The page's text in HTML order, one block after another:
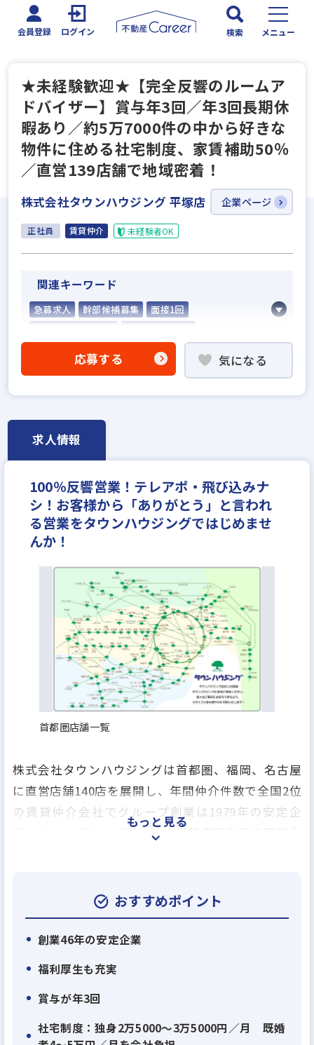
会員登録 ログイン 検索 メニュー
★未経験歓迎★【完全反響のルームア
ドバイザー】賞与年3回／年3回長期休
暇あり／約5万7000件の中から好きな
物件に住める社宅制度、家賃補助50％
／直営139店舗で地域密着！
株式会社タウンハウジング 平塚店 企業ページ
正社員 賃貸仲介 未経験者OK
関連キーワード
急募求人 幹部候補募集
面接1回
不動産売買仲介経験者歓迎
既卒・第2新卒歓迎
成果給が充実
設立30年以上
学歴不問
宅建取引士歓迎
社宅・家賃補助あり
資格支援制度あり
研修制度あり
転勤なし
残業少ない
女性が活躍中
ノルマ無し
離職率5％以下
平均年齢20代
応募する 気になる
求人情報
100％反響営業！テレアポ・飛び込みナ
シ！お客様から「ありがとう」と言われ
る営業をタウンハウジングではじめませ
んか！
首都圏店舗一覧
株式会社タウンハウジングは首都圏、福岡、名古屋
に直営店舗140店を展開し、年間仲介件数で全国2位
の賃貸仲介会社でグループ創業は1979年の安定企
業、タウングループには独立系賃貸不動産の管理会
飲食事業を行う会社など、グループ全17社で総合生
活関連のあらゆるサービスを提供しております。
もっと見る
おすすめポイント
創業46年の安定企業
福利厚生も充実
賞与が年3回
社宅制度：独身2万5000～3万5000円／月 既婚